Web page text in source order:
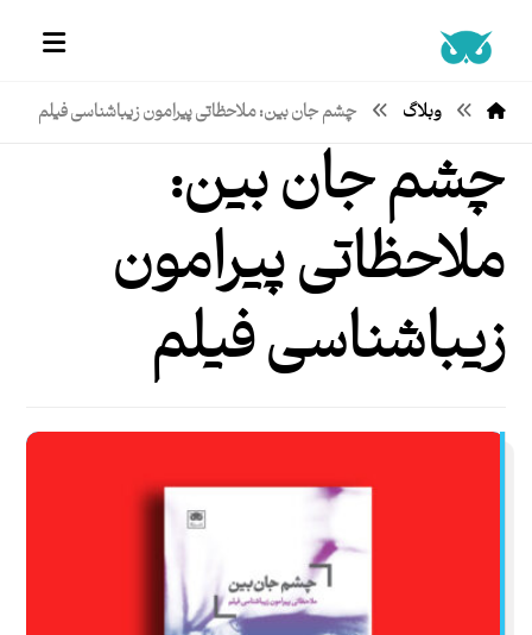
وبلاگ چشم جان بین: ملاحظاتی پیرامون زیباشناسی فیلم
چشم جان بین:
ملاحظاتی پیرامون
زیباشناسی فیلم